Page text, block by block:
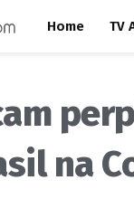
Home TV
na